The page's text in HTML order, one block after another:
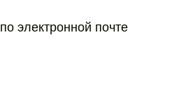
электронной почте